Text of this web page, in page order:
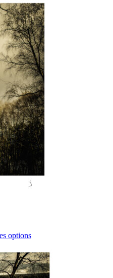
plusieurs
variations.
Les
options
peuvent
être
choisies
sur
la
page
du
produit
optionsCe
a
plusieurs
variations.